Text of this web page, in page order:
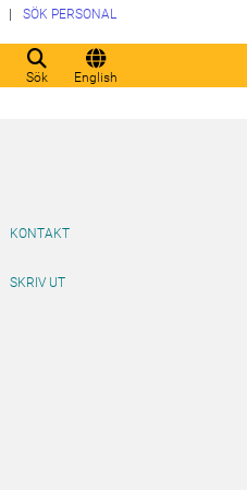
Sök English
SÖK PERSONAL
KONTAKT
SKRIV UT